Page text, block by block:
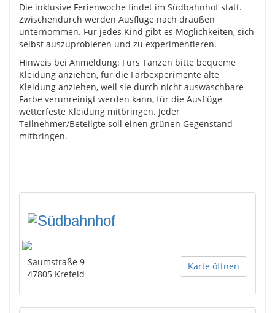
Die inklusive Ferienwoche findet im Südbahnhof statt.
Zwischendurch werden Ausflüge nach draußen
unternommen. Für jedes Kind gibt es Möglichkeiten, sich
selbst auszuprobieren und zu experimentieren.
Hinweis bei Anmeldung: Fürs Tanzen bitte bequeme
Kleidung anziehen, für die Farbexperimente alte
Kleidung anziehen, weil sie durch nicht auswaschbare
Farbe verunreinigt werden kann, für die Ausflüge
wetterfeste Kleidung mitbringen. Jeder
Teilnehmer/Beteilgte soll einen grünen Gegenstand
mitbringen.
Karte öffnen
Saumstraße 9
47805 Krefeld